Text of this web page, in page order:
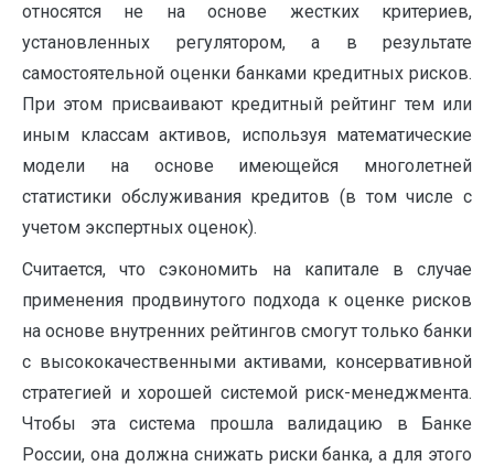
относятся не на основе жестких критериев,
установленных регулятором, а в результате
самостоятельной оценки банками кредитных рисков.
При этом присваивают кредитный рейтинг тем или
иным классам активов, используя математические
модели на основе имеющейся многолетней
статистики обслуживания кредитов (в том числе с
учетом экспертных оценок).
Считается, что сэкономить на капитале в случае
применения продвинутого подхода к оценке рисков
на основе внутренних рейтингов смогут только банки
с высококачественными активами, консервативной
стратегией и хорошей системой риск-менеджмента.
Чтобы эта система прошла валидацию в Банке
России, она должна снижать риски банка, а для этого